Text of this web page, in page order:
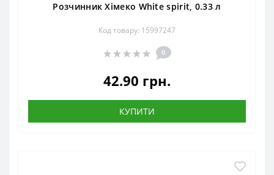
Розчинник Хімеко White spirit, 0.33 л
Код товару: 15997247
0
42.90 грн.
КУПИТИ